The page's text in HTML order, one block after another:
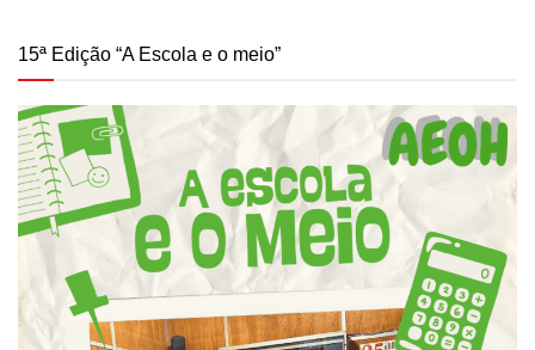
15ª Edição “A Escola e o meio”